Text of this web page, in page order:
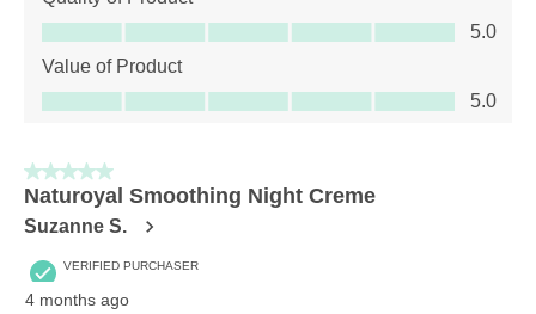
Quality of Product, 5.0 out of 5
5.0
Value of Product
Value of Product, 5.0 out of 5
5.0
5 out of 5 stars.
Naturoyal Smoothing Night Creme
Suzanne S.
VERIFIED PURCHASER
4 months ago